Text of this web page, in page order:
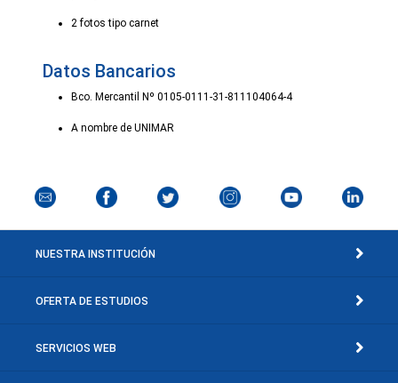
2 fotos tipo carnet
Datos Bancarios
Bco. Mercantil Nº 0105-0111-31-811104064-4
A nombre de UNIMAR
NUESTRA INSTITUCIÓN
OFERTA DE ESTUDIOS
SERVICIOS WEB